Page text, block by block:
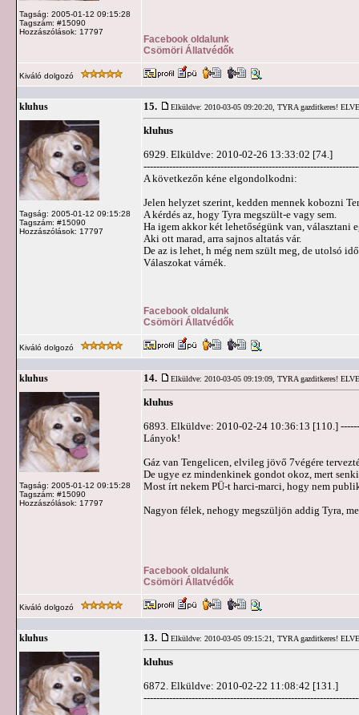
Tagság: 2005-01-12 09:15:28
Tagszám: #15090
Hozzászólások: 17797
Facebook oldalunk
Csömöri Állatvédők
Kiváló dolgozó
kluhus
Tagság: 2005-01-12 09:15:28
Tagszám: #15090
Hozzászólások: 17797
15. Elküldve: 2010-03-05 09:20:20, TYRA gazditkeres!
kluhus
6929. Elküldve: 2010-02-26 13:33:02 [74.]
A következőn kéne elgondolkodni:
Jelen helyzet szerint, kedden mennek kobozni
A kérdés az, hogy Tyra megszült-e vagy sem.
Ha igem akkor két lehetőségünk van,
Aki ott marad, arra sajnos altatás vár.
De az is lehet, h még nem szült meg, de utolsó
Válaszokat várnék.
Facebook oldalunk
Csömöri Állatvédők
Kiváló dolgozó
kluhus
Tagság: 2005-01-12 09:15:28
Tagszám: #15090
Hozzászólások: 17797
14. Elküldve: 2010-03-05 09:19:09, TYRA gazditkeres!
kluhus
6893. Elküldve: 2010-02-24 10:36:13 [110.]
Lányok!
Gáz van Tengelicen, elvileg jövő 7végére
De ugye ez mindenkinek gondot okoz, mert
Most írt nekem PÜ-t harci-marci, hogy nem
Nagyon félek, nehogy megszüljön addig Tyra,
Facebook oldalunk
Csömöri Állatvédők
Kiváló dolgozó
kluhus 13. Elküldve: 2010-03-05 09:15:21, TYRA gazditkeres!
kluhus
6872. Elküldve: 2010-02-22 11:08:42 [131.]